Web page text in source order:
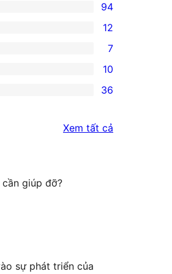
94
12
7
10
36
Xem tất cả
giúp đỡ?
sự phát triển của